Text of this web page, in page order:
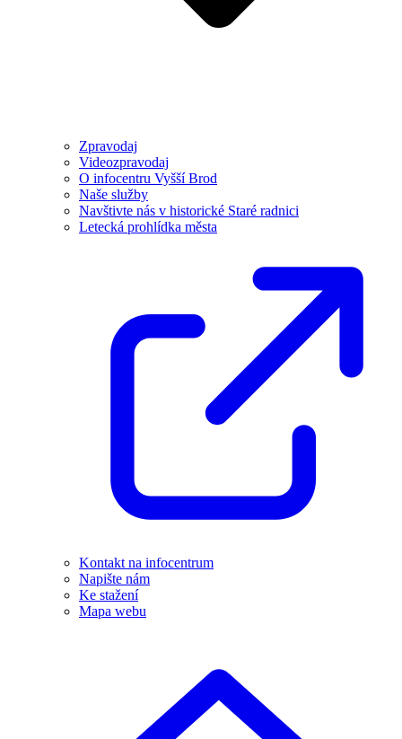
Zpravodaj
Videozpravodaj
O infocentru Vyšší Brod
Naše služby
Navštivte nás v historické Staré radnici
Letecká prohlídka města
Kontakt na infocentrum
Napište nám
Ke stažení
Mapa webu